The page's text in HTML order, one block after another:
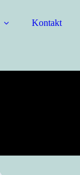
Kontakt